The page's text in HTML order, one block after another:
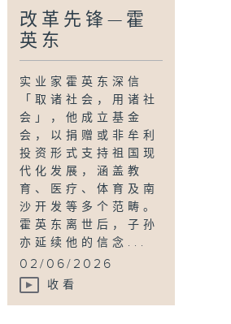
改革先锋—霍
英东
实业家霍英东深信
「取诸社会，用诸社
会」，他成立基金
会，以捐赠或非牟利
投资形式支持祖国现
代化发展，涵盖教
育、医疗、体育及南
沙开发等多个范畴。
霍英东离世后，子孙
亦延续他的信念...
02/06/2026
收看